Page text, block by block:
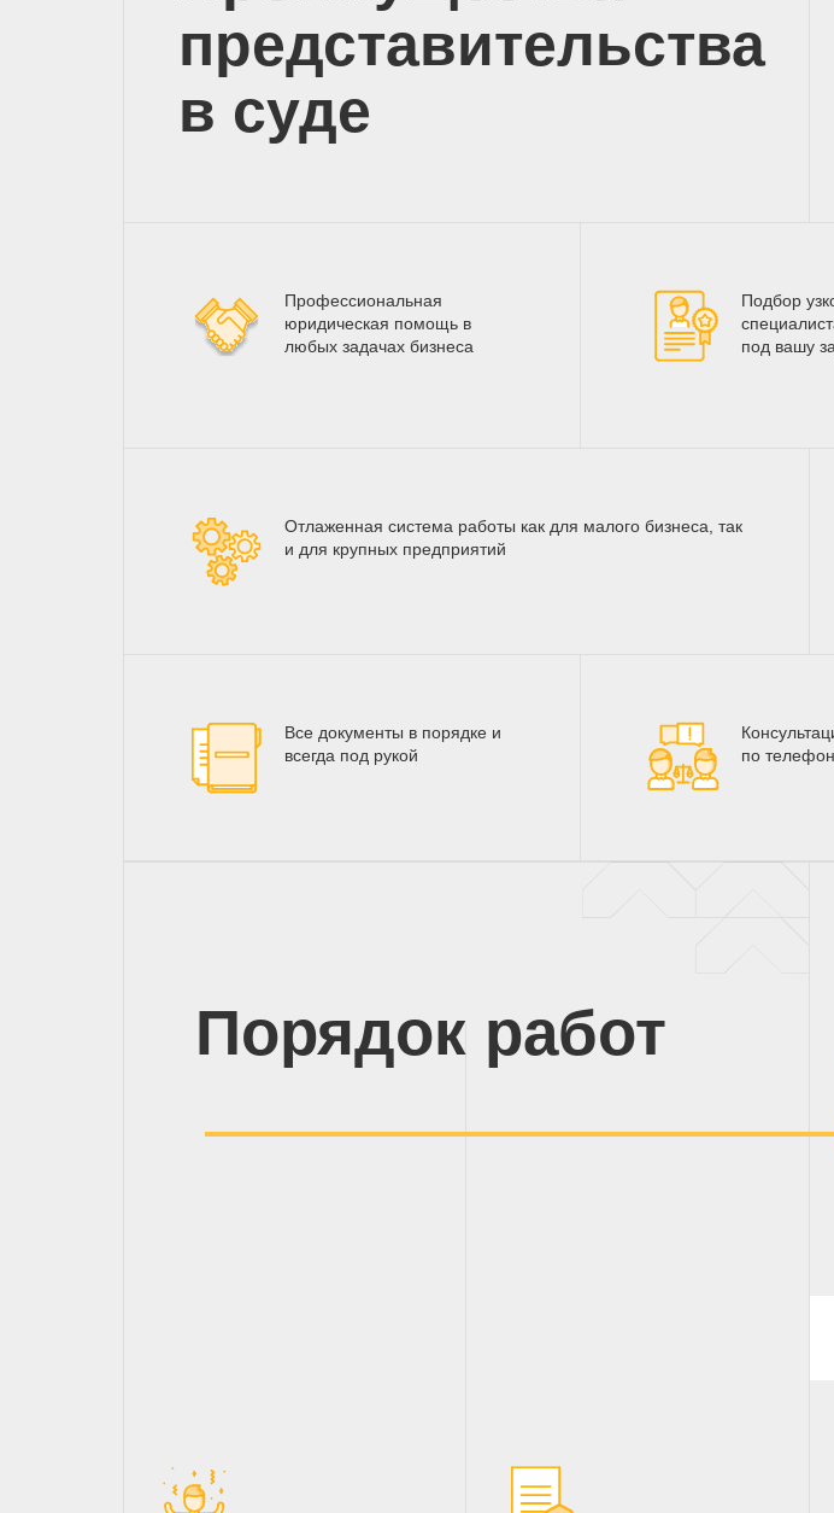
представительства
в суде
Профессиональная
юридическая помощь в
любых задачах бизнеса
Подбор
под вашу
Отлаженная система работы как для малого бизнеса, так
и для крупных предприятий
Все документы в порядке и
всегда под рукой
по
Порядок работ